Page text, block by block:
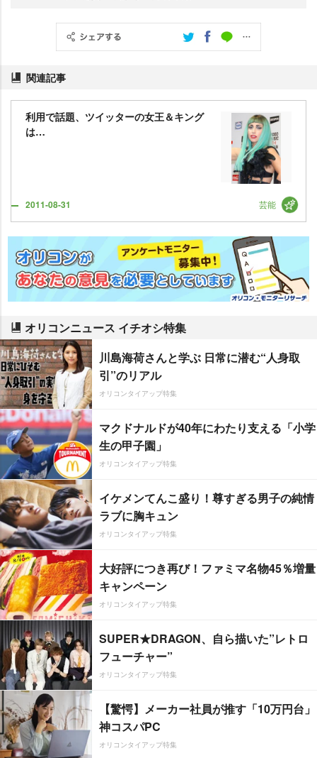
関連記事
利用で話題、ツイッターの女王＆キング
は…
2011-08-31 芸能
オリコンニュース イチオシ特集
川島海荷さんと学ぶ 日常に潜む“人身取
引”のリアル
オリコンタイアップ特集
マクドナルドが40年にわたり支える「小学
生の甲子園」
オリコンタイアップ特集
イケメンてんこ盛り！尊すぎる男子の純情
ラブに胸キュン
オリコンタイアップ特集
大好評につき再び！ファミマ名物45％増量
キャンペーン
オリコンタイアップ特集
SUPER★DRAGON、自ら描いた”レトロ
フューチャー”
オリコンタイアップ特集
【驚愕】メーカー社員が推す「10万円台」
神コスパPC
オリコンタイアップ特集